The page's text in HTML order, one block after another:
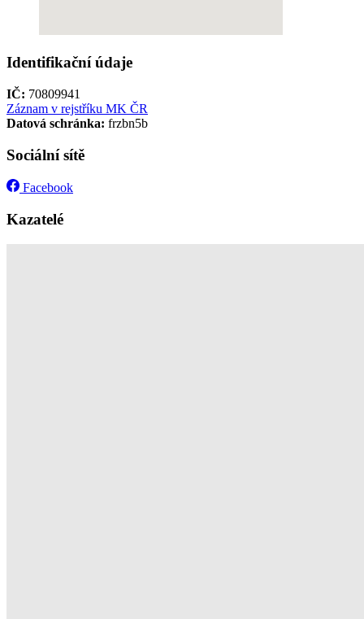
Identifikační údaje
IČ: 70809941
Záznam v rejstříku MK ČR
Datová schránka: frzbn5b
Sociální sítě
Facebook
Kazatelé